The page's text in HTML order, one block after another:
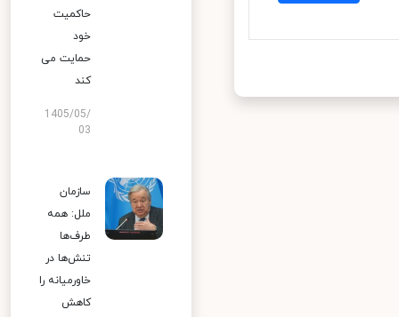
حاکمیت
خود
حمایت می
کند
1405/05/
03
سازمان
ملل: همه
طرف‌ها
تنش‌ها در
خاورمیانه را
کاهش